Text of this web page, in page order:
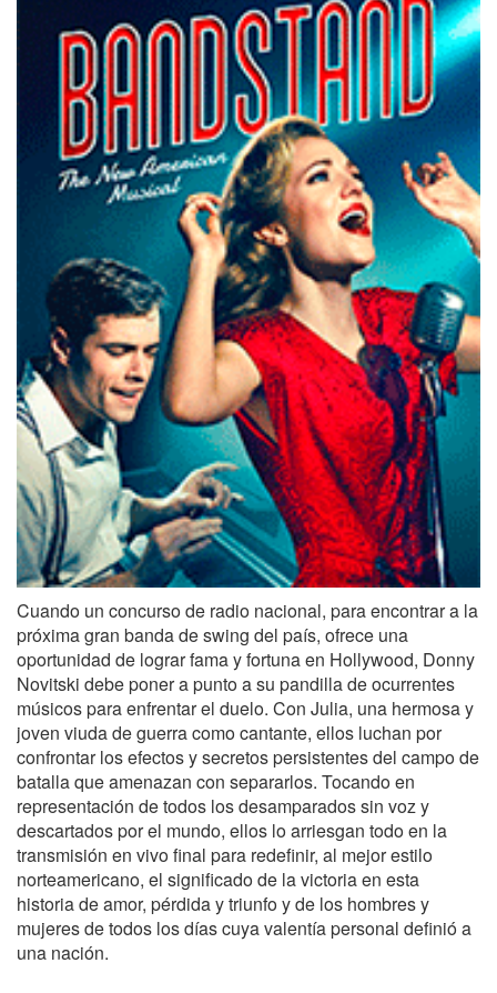
Cuando un concurso de radio nacional, para encontrar a la
próxima gran banda de swing del país, ofrece una
oportunidad de lograr fama y fortuna en Hollywood, Donny
Novitski debe poner a punto a su pandilla de ocurrentes
músicos para enfrentar el duelo. Con Julia, una hermosa y
joven viuda de guerra como cantante, ellos luchan por
confrontar los efectos y secretos persistentes del campo de
batalla que amenazan con separarlos. Tocando en
representación de todos los desamparados sin voz y
descartados por el mundo, ellos lo arriesgan todo en la
transmisión en vivo final para redefinir, al mejor estilo
norteamericano, el significado de la victoria en esta
historia de amor, pérdida y triunfo y de los hombres y
mujeres de todos los días cuya valentía personal definió a
una nación.